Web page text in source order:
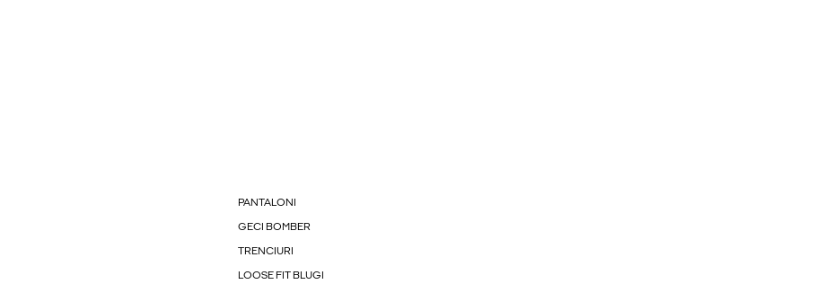
PANTALONI
GECI BOMBER
TRENCIURI
LOOSE FIT BLUGI